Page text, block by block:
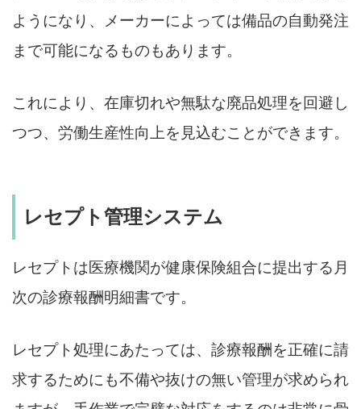
ようになり、メーカーによっては備品の自動発注
まで可能になるものもあります。
これにより、在庫切れや無駄な廃品処理を回避し
つつ、労働生産性向上を見込むことができます。
レセプト管理システム
レセプトは医療機関が健康保険組合に提出する月
次の診療報酬明細書です。
レセプト処理にあたっては、診療報酬を正確に請
求するためにも不備や抜けの無い管理が求められ